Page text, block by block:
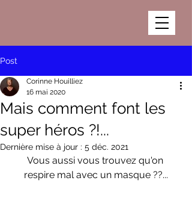
Post
Mais comment font les
super héros ?!...
Corinne Houilliez
16 mai 2020
Dernière mise à jour : 5 déc. 2021
Vous aussi vous trouvez qu'on
respire mal avec un masque ??...